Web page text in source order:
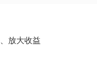
放大收益